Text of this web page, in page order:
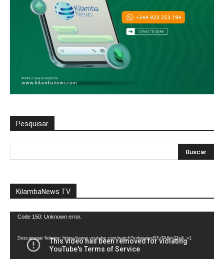
Pesquisar
KilambaNews TV
Reprodutor
vídeo
Code 150: Unknown error.
Descarregar ficheiro: https://www.youtube.com/watch?v=heunxxB7uTA&t=22s&_=1